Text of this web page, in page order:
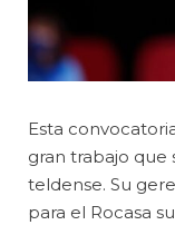
Esta
gran trabajo que
teldense. Su
para el Rocasa